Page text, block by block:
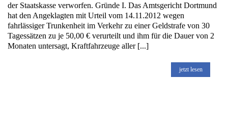
der Staatskasse verworfen. Gründe I. Das Amtsgericht Dortmund
hat den Angeklagten mit Urteil vom 14.11.2012 wegen
fahrlässiger Trunkenheit im Verkehr zu einer Geldstrafe von 30
Tagessätzen zu je 50,00 € verurteilt und ihm für die Dauer von 2
Monaten untersagt, Kraftfahrzeuge aller [...]
jetzt lesen